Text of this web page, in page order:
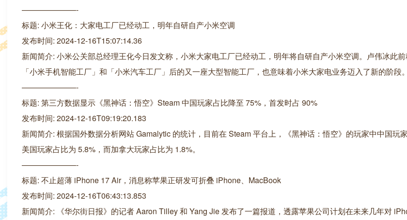
———————-
标题: 小米王化：大家电工厂已经动工，明年自研自产小米空调
发布时间: 2024-12-16T15:07:14.36
新闻简介: 小米公关部总经理王化今日发文称，小米大家电工厂已经动工，明年将自研自产小米空调。卢伟冰此
「小米手机智能工厂」和「小米汽车工厂」后的又一座大型智能工厂，也意味着小米大家电业务迈入了新的阶段。
———————-
标题: 第三方数据显示《黑神话：悟空》Steam 中国玩家占比降至 75%，首发时占 90%
发布时间: 2024-12-16T09:19:20.183
新闻简介: 根据国外数据分析网站 Gamalytic 的统计，目前在 Steam 平台上，《黑神话：悟空》的玩家中中国玩
美国玩家占比为 5.8%，而加拿大玩家占比为 1.8%。
———————-
标题: 不止超薄 iPhone 17 Air，消息称苹果正研发可折叠 iPhone、MacBook
发布时间: 2024-12-16T06:43:13.853
新闻简介: 《华尔街日报》的记者 Aaron Tilley 和 Yang Jie 发布了一篇报道，透露苹果公司计划在未来几年对